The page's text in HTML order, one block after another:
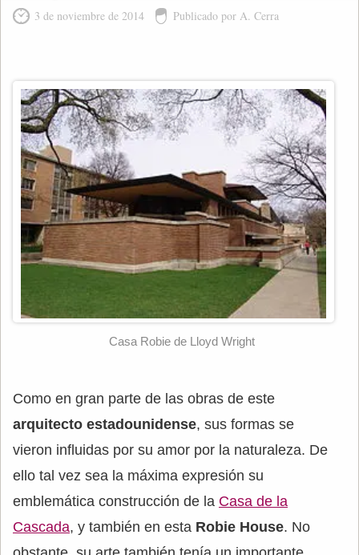
3 de noviembre de 2014 Publicado por A. Cerra
Casa Robie de Lloyd Wright
Como en gran parte de las obras de este
arquitecto estadounidense, sus formas se
vieron influidas por su amor por la naturaleza. De
ello tal vez sea la máxima expresión su
emblemática construcción de la Casa de la
Cascada, y también en esta Robie House. No